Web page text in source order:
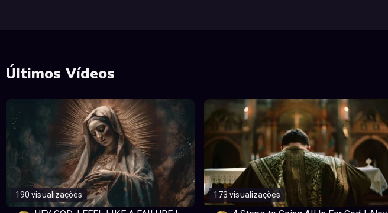
Últimos Vídeos
190 visualizações 173 visualizações